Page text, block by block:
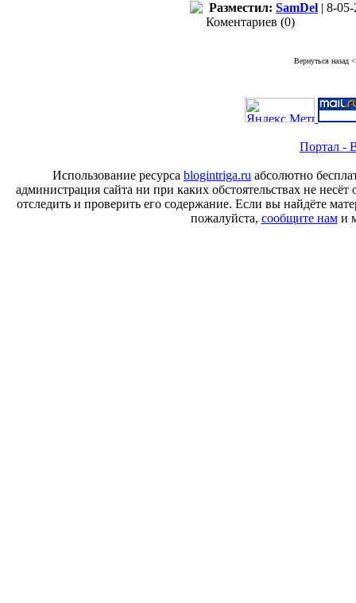
Разместил: SamDel | 8-
Коментариев (0)
Вернуться назад
Портал -
Использование ресурса blogintriga.ru абсолютно
администрация сайта ни при каких обстоятельствах не
отследить и проверить его содержание. Если вы найдёте
пожалуйста, сообщите нами